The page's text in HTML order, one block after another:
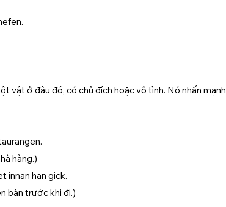
vật ở đâu đó, có chủ đích hoặc vô tình. Nó nhấn
hàng.)
innan han gick.
bàn trước khi đi.)